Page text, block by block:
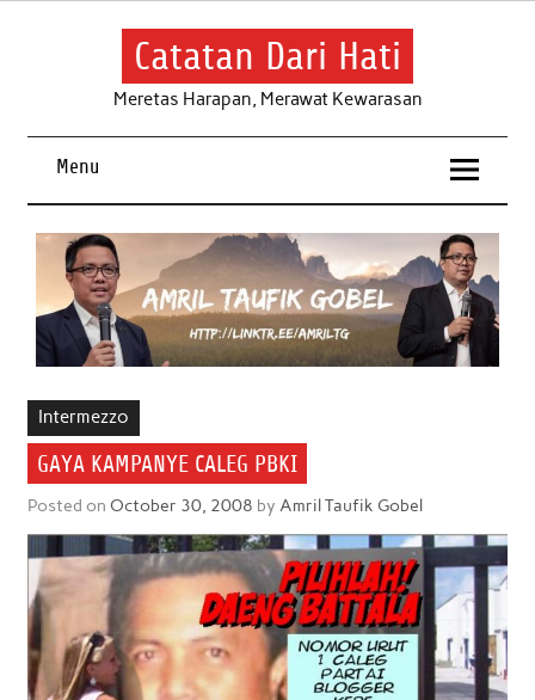
Skip
Catatan Dari Hati
Meretas Harapan, Merawat Kewarasan
Menu
Intermezzo
GAYA KAMPANYE CALEG PBKI
Posted on October 30, 2008 by Amril Taufik Gobel